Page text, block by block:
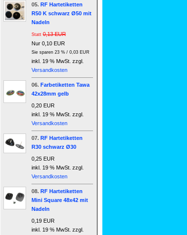
05. RF Hartetiketten
R50 K schwarz Ø50 mit
Nadeln
Statt 0,13 EUR
Nur 0,10 EUR
Sie sparen 23 % / 0,03 EUR
inkl. 19 % MwSt. zzgl.
Versandkosten
06. Farbetiketten Tawa
42x28mm gelb
0,20 EUR
inkl. 19 % MwSt. zzgl.
Versandkosten
07. RF Hartetiketten
R30 schwarz Ø30
0,25 EUR
inkl. 19 % MwSt. zzgl.
Versandkosten
08. RF Hartetiketten
Mini Square 48x42 mit
Nadeln
0,19 EUR
inkl. 19 % MwSt. zzgl.